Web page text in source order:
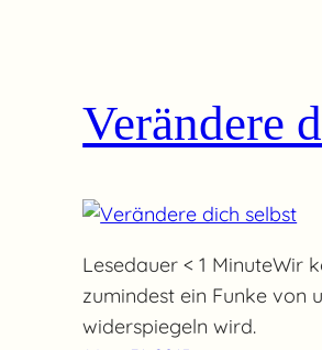
Verändere
Lesedauer < 1 MinuteWir
zumindest ein Funke von
widerspiegeln wird.